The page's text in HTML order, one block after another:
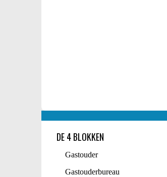
DE 4 BLOKKEN
Gastouder
Gastouderbureau